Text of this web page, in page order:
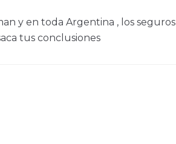
y en toda Argentina , los seguros
tus conclusiones